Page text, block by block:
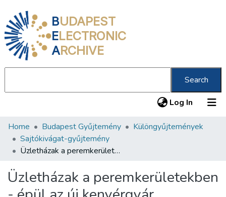
BUDAPEST
ELECTRONIC
ARCHIVE
Search
Log In (current)
Communities & Collections
All of DSpace
Statistics
About us
Home Budapest Gyűjtemény
Különgyűjtemények
Sajtókivágat-gyűjtemény
Üzletházak a peremkerületekben - épül az új kenyérgyár
Üzletházak a peremkerületekben